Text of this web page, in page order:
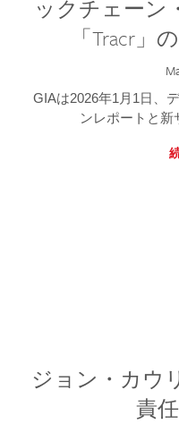
ックチェーン
「Tracr」
GIAは2026年1月1日、
ンレポートと新
ジョン・カウ
責